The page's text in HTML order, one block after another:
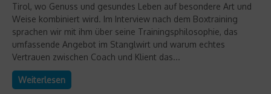
Tirol, wo Genuss und gesundes Leben auf besondere Art und
Weise kombiniert wird. Im Interview nach dem Boxtraining
sprachen wir mit ihm über seine Trainingsphilosophie, das
umfassende Angebot im Stanglwirt und warum echtes
Vertrauen zwischen Coach und Klient das...
Weiterlesen